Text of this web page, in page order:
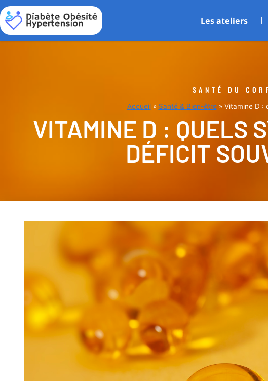
Les ateliers
SANTÉ DU
Accueil» Santé & Bien-être» Vitamine D :
VITAMINE D : QUELS
DÉFICIT